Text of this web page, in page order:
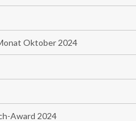
Oktober 2024
Award 2024